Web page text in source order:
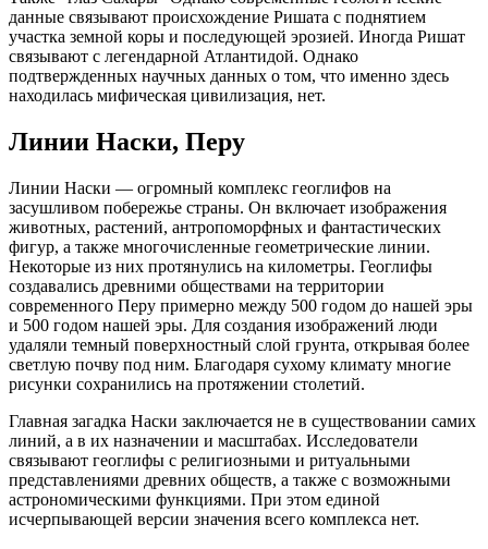
данные связывают происхождение Ришата с поднятием
участка земной коры и последующей эрозией. Иногда Ришат
связывают с легендарной Атлантидой. Однако
подтвержденных научных данных о том, что именно здесь
находилась мифическая цивилизация, нет.
Линии Наски, Перу
Линии Наски — огромный комплекс геоглифов на
засушливом побережье страны. Он включает изображения
животных, растений, антропоморфных и фантастических
фигур, а также многочисленные геометрические линии.
Некоторые из них протянулись на километры. Геоглифы
создавались древними обществами на территории
современного Перу примерно между 500 годом до нашей эры
и 500 годом нашей эры. Для создания изображений люди
удаляли темный поверхностный слой грунта, открывая более
светлую почву под ним. Благодаря сухому климату многие
рисунки сохранились на протяжении столетий.
Главная загадка Наски заключается не в существовании самих
линий, а в их назначении и масштабах. Исследователи
связывают геоглифы с религиозными и ритуальными
представлениями древних обществ, а также с возможными
астрономическими функциями. При этом единой
исчерпывающей версии значения всего комплекса нет.